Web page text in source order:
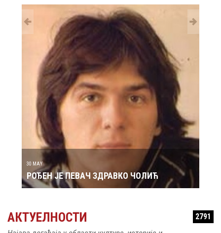
30 MAY
РОЂЕН ЈЕ ПЕВАЧ ЗДРАВКО ЧОЛИЋ
АКТУЕЛНОСТИ 2791